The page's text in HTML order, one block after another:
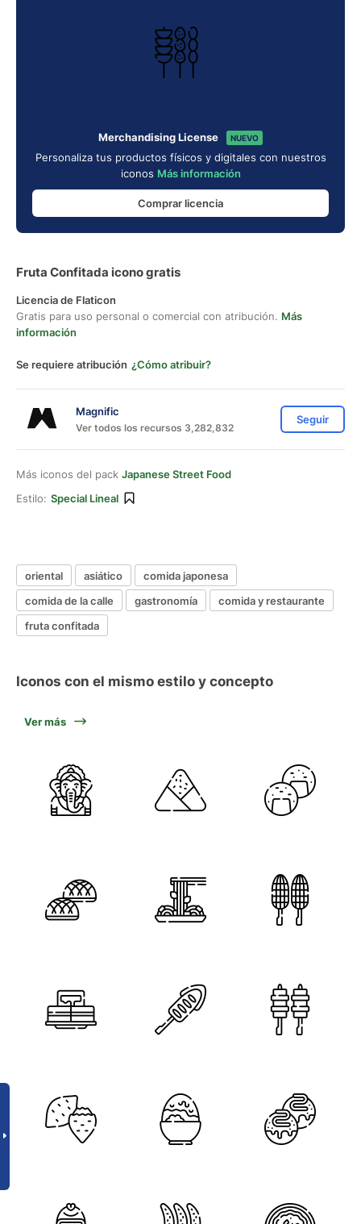
Merchandising License NUEVO
Personaliza tus productos físicos y digitales con nuestros
iconos Más información
Comprar licencia
Fruta Confitada icono gratis
Licencia de Flaticon
Gratis para uso personal o comercial con atribución. Más
información
Se requiere atribución ¿Cómo atribuir?
Magnific
Ver todos los recursos 3,282,832
Seguir
Más iconos del pack Japanese Street Food
Estilo: Special Lineal
oriental asiático
comida japonesa
comida de la calle
gastronomía
comida y restaurante
fruta confitada
Iconos con el mismo estilo y concepto
Ver más